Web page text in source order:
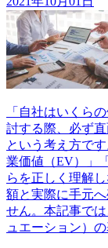
「自社はいくら
討する際、必ず
という考え方で
業価値（EV）」
らを正しく理解
額と実際に手元
せん。本記事で
ュエーション）